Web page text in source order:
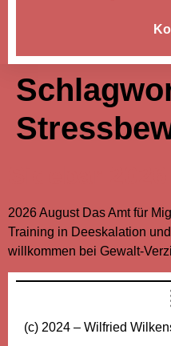
2026 August Das Amt für
Training in Deeskalation
willkommen bei Gewalt-
(c) 2024 – Wilfried